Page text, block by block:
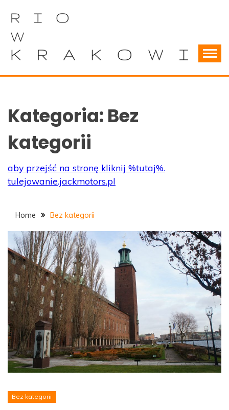
content
RIOWKRAKOWIE
Kategoria: Bez
kategorii
aby przejść na stronę kliknij %tutaj%.
tulejowanie.jackmotors.pl
Home Bez kategorii
Bez kategorii